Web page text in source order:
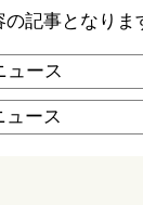
記事となりま